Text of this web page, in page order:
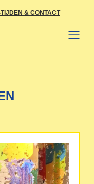
& CONTACT